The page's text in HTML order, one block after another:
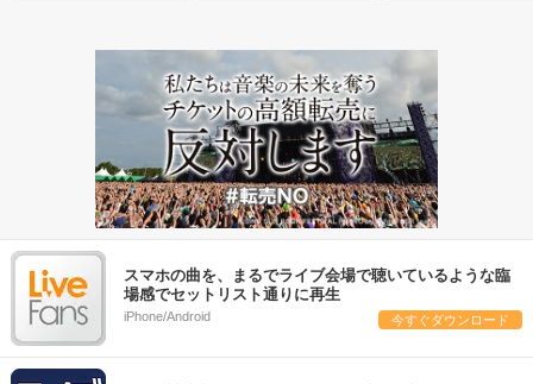
スマホの曲を、まるでライブ会場で聴いているような臨
場感でセットリスト通りに再生
iPhone/Android 今すぐダウンロード